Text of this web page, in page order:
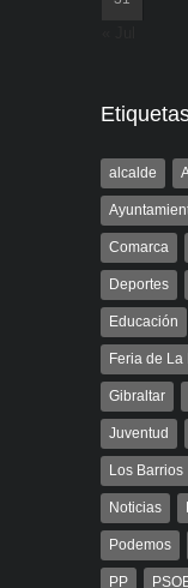
alcalde
Comarca
Deportes
Educación
Feria de La
Gibraltar
Juventud
Los Barrios
Noticias
Podemos
PP